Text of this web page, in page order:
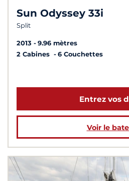
Sun Odyssey 33i
Split
2013
9.96 mètres
2 Cabines
6 Couchettes
Entrez vos
Voir le